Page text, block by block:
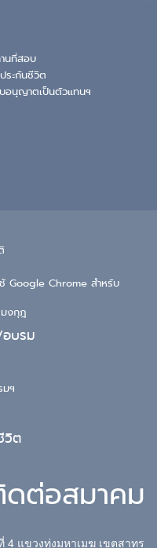
นที่สอบ
ระกันชีวิต
อนุญาตเป็นตัวแทนฯ
ช้ Google Chrome สำหรับ
มงกุฎ
บรม
มฯ
วิต
ต่อสมาคม
แขวงทุ่งมหาเมฆ เขตสาทร